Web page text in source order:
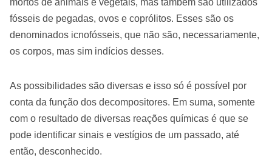
mortos de animais e vegetais, mas também são utilizados
fósseis de pegadas, ovos e coprólitos. Esses são os
denominados icnofósseis, que não são, necessariamente,
os corpos, mas sim indícios desses.
As possibilidades são diversas e isso só é possível por
conta da função dos decompositores. Em suma, somente
com o resultado de diversas reações químicas é que se
pode identificar sinais e vestígios de um passado, até
então, desconhecido.